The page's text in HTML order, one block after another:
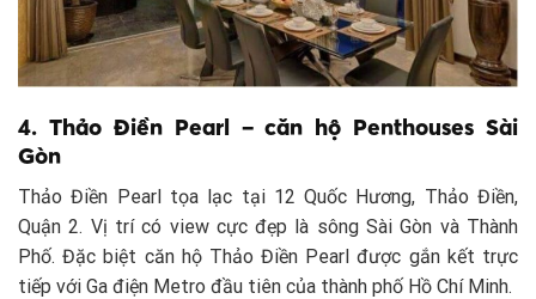
4. Thảo Điền Pearl – căn hộ Penthouses Sài
Gòn
Thảo Điền Pearl tọa lạc tại 12 Quốc Hương, Thảo Điền,
Quận 2. Vị trí có view cực đẹp là sông Sài Gòn và Thành
Phố. Đặc biệt căn hộ Thảo Điền Pearl được gắn kết trực
tiếp với Ga điện Metro đầu tiên của thành phố Hồ Chí Minh.